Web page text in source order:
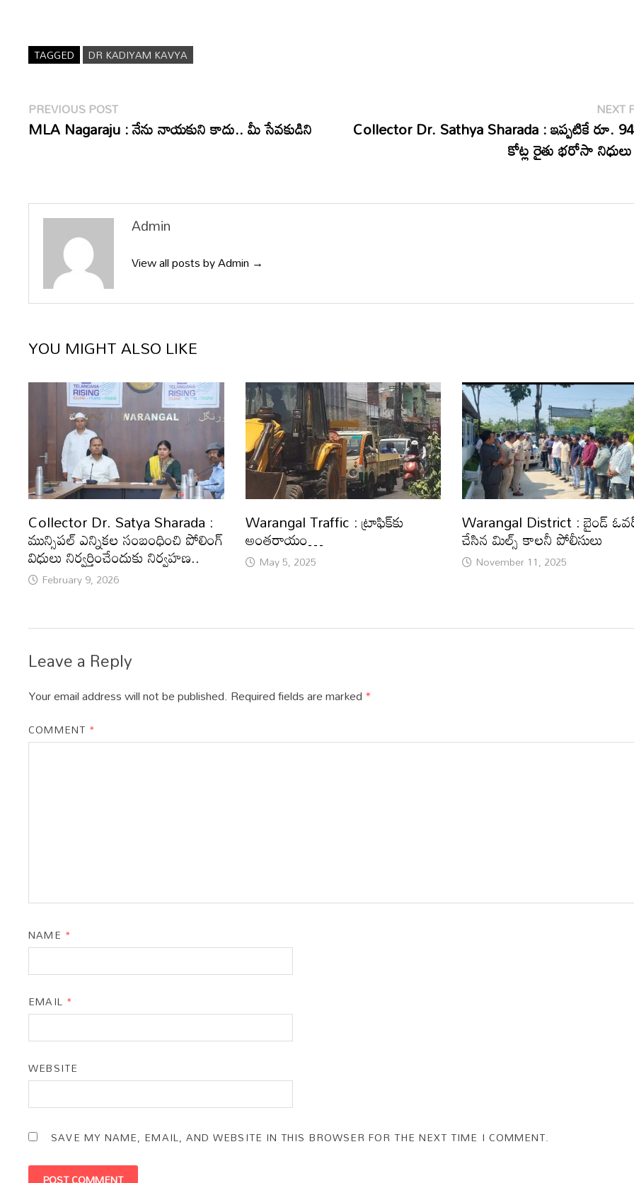
TAGGED DR KADIYAM KAVYA
Post
navigation
PREVIOUS POSTPrevious
post:
MLA Nagaraju : నేను నాయకుని కాదు.. మీ సేవకుడిని
NEXT
Collector Dr. Sathya Sharada : ఇప్పటికే రూ.
కోట్ల రైతు భరోసా
Admin
View all posts by Admin →
YOU MIGHT ALSO LIKE
Collector Dr. Satya Sharada :
మున్సిపల్ ఎన్నికల సంబంధించి పోలింగ్
విధులు నిర్వర్తించేందుకు నిర్వహణ..
February 9, 2026
Warangal Traffic : ట్రాఫిక్‌కు
అంతరాయం…
May 5, 2025
Warangal District : బైండ్
చేసిన మిల్స్ కాలనీ పోలీసులు
November 11, 2025
Leave a Reply
Your email address will not be published. Required fields are marked*
COMMENT *
NAME *
EMAIL *
WEBSITE
SAVE MY NAME, EMAIL, AND WEBSITE IN THIS BROWSER FOR THE NEXT TIME I COMMENT.